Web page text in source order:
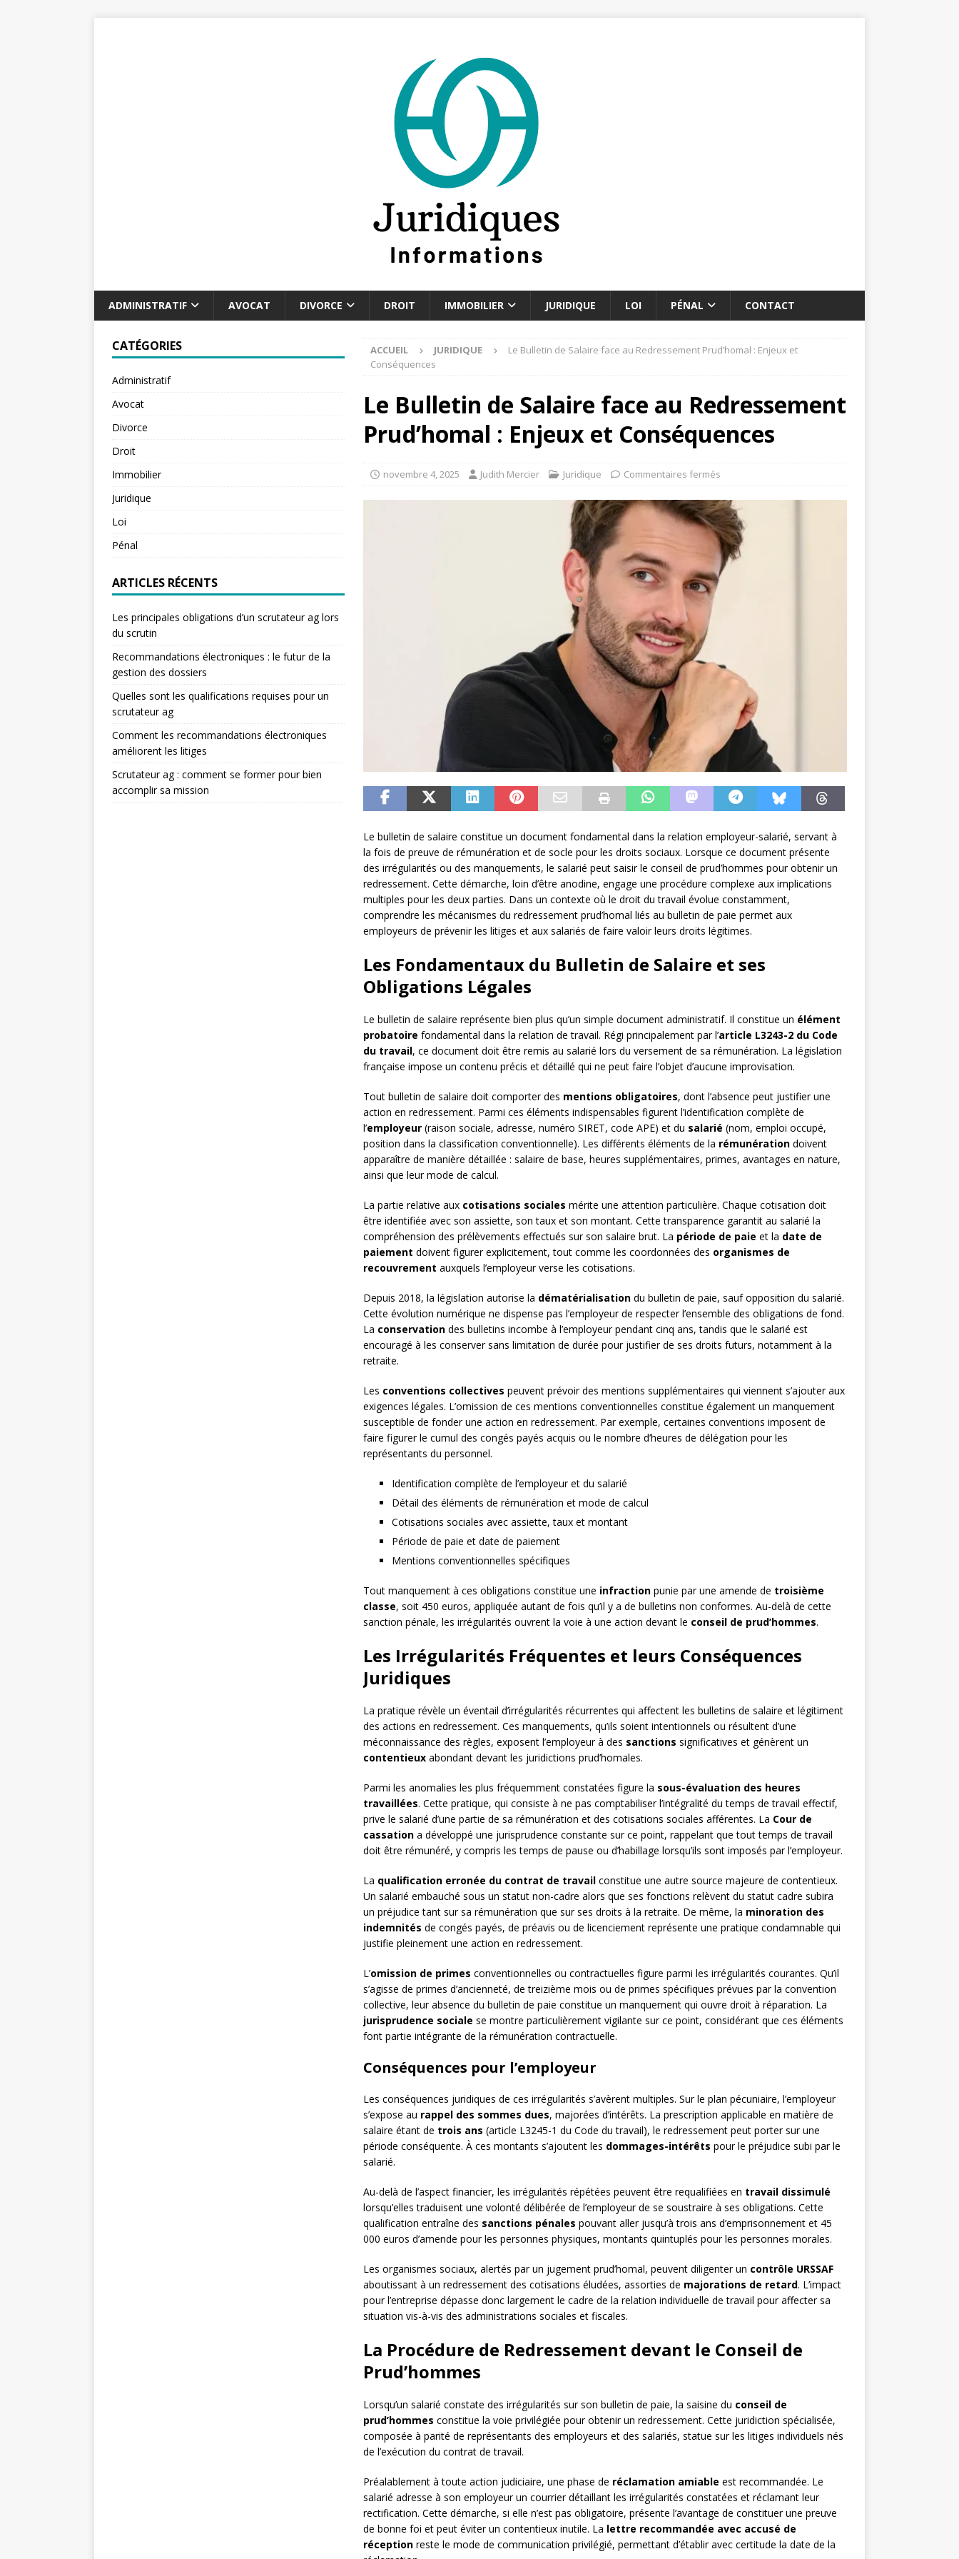
ADMINISTRATIF AVOCAT DIVORCE DROIT IMMOBILIER JURIDIQUE LOI PÉNAL CONTACT
ACCUEIL JURIDIQUE
Le Bulletin de Salaire face au Redressement Prud’homal : Enjeux et
Conséquences
Le Bulletin de Salaire face au Redressement
Prud’homal : Enjeux et Conséquences
novembre 4, 2025 Judith Mercier Juridique Commentaires fermés
Le bulletin de salaire constitue un document fondamental dans la relation employeur-salarié, servant à
la fois de preuve de rémunération et de socle pour les droits sociaux. Lorsque ce document présente
des irrégularités ou des manquements, le salarié peut saisir le conseil de prud’hommes pour obtenir un
redressement. Cette démarche, loin d’être anodine, engage une procédure complexe aux implications
multiples pour les deux parties. Dans un contexte où le droit du travail évolue constamment,
comprendre les mécanismes du redressement prud’homal liés au bulletin de paie permet aux
employeurs de prévenir les litiges et aux salariés de faire valoir leurs droits légitimes.
Les Fondamentaux du Bulletin de Salaire et ses
Obligations Légales
Le bulletin de salaire représente bien plus qu’un simple document administratif. Il constitue un élément
probatoire fondamental dans la relation de travail. Régi principalement par l’article L3243-2 du Code
du travail, ce document doit être remis au salarié lors du versement de sa rémunération. La législation
française impose un contenu précis et détaillé qui ne peut faire l’objet d’aucune improvisation.
Tout bulletin de salaire doit comporter des mentions obligatoires, dont l’absence peut justifier une
action en redressement. Parmi ces éléments indispensables figurent l’identification complète de
l’employeur(raison sociale, adresse, numéro SIRET, code APE) et du salarié (nom, emploi occupé,
position dans la classification conventionnelle). Les différents éléments de la rémunérationdoivent
apparaître de manière détaillée : salaire de base, heures supplémentaires, primes, avantages en nature,
ainsi que leur mode de calcul.
La partie relative aux cotisations sociales mérite une attention particulière. Chaque cotisation doit
être identifiée avec son assiette, son taux et son montant. Cette transparence garantit au salarié la
compréhension des prélèvements effectués sur son salaire brut. La période de paie et la date de
paiement doivent figurer explicitement, tout comme les coordonnées des organismes de
recouvrement auxquels l’employeur verse les cotisations.
Depuis 2018, la législation autorise la dématérialisationdu bulletin de paie, sauf opposition du salarié.
Cette évolution numérique ne dispense pas l’employeur de respecter l’ensemble des obligations de fond.
La conservationdes bulletins incombe à l’employeur pendant cinq ans, tandis que le salarié est
encouragé à les conserver sans limitation de durée pour justifier de ses droits futurs, notamment à la
retraite.
Les conventions collectives peuvent prévoir des mentions supplémentaires qui viennent s’ajouter aux
exigences légales. L’omission de ces mentions conventionnelles constitue également un manquement
susceptible de fonder une action en redressement. Par exemple, certaines conventions imposent de
faire figurer le cumul des congés payés acquis ou le nombre d’heures de délégation pour les
représentants du personnel.
Identification complète de l’employeur et du salarié
Détail des éléments de rémunération et mode de calcul
Cotisations sociales avec assiette, taux et montant
Période de paie et date de paiement
Mentions conventionnelles spécifiques
Tout manquement à ces obligations constitue une infractionpunie par une amende de troisième
classe, soit 450 euros, appliquée autant de fois qu’il y a de bulletins non conformes. Au-delà de cette
sanction pénale, les irrégularités ouvrent la voie à une action devant le conseil de prud’hommes.
Les Irrégularités Fréquentes et leurs Conséquences
Juridiques
La pratique révèle un éventail d’irrégularités récurrentes qui affectent les bulletins de salaire et légitiment
des actions en redressement. Ces manquements, qu’ils soient intentionnels ou résultent d’une
méconnaissance des règles, exposent l’employeur à des sanctions significatives et génèrent un
contentieuxabondant devant les juridictions prud’homales.
Parmi les anomalies les plus fréquemment constatées figure la sous-évaluation des heures
travaillées. Cette pratique, qui consiste à ne pas comptabiliser l’intégralité du temps de travail effectif,
prive le salarié d’une partie de sa rémunération et des cotisations sociales afférentes. La Cour de
cassationa développé une jurisprudence constante sur ce point, rappelant que tout temps de travail
doit être rémunéré, y compris les temps de pause ou d’habillage lorsqu’ils sont imposés par l’employeur.
La qualification erronée du contrat de travailconstitue une autre source majeure de contentieux.
Un salarié embauché sous un statut non-cadre alors que ses fonctions relèvent du statut cadre subira
un préjudice tant sur sa rémunération que sur ses droits à la retraite. De même, la minoration des
indemnités de congés payés, de préavis ou de licenciement représente une pratique condamnable qui
justifie pleinement une action en redressement.
L’omission de primes conventionnelles ou contractuelles figure parmi les irrégularités courantes. Qu’il
s’agisse de primes d’ancienneté, de treizième mois ou de primes spécifiques prévues par la convention
collective, leur absence du bulletin de paie constitue un manquement qui ouvre droit à réparation. La
jurisprudence sociale se montre particulièrement vigilante sur ce point, considérant que ces éléments
font partie intégrante de la rémunération contractuelle.
Conséquences pour l’employeur
Les conséquences juridiques de ces irrégularités s’avèrent multiples. Sur le plan pécuniaire, l’employeur
s’expose au rappel des sommes dues, majorées d’intérêts. La prescription applicable en matière de
salaire étant de trois ans (article L3245-1 du Code du travail), le redressement peut porter sur une
période conséquente. À ces montants s’ajoutent les dommages-intérêts pour le préjudice subi par le
salarié.
Au-delà de l’aspect financier, les irrégularités répétées peuvent être requalifiées en travail dissimulé
lorsqu’elles traduisent une volonté délibérée de l’employeur de se soustraire à ses obligations. Cette
qualification entraîne des sanctions pénales pouvant aller jusqu’à trois ans d’emprisonnement et 45
000 euros d’amende pour les personnes physiques, montants quintuplés pour les personnes morales.
Les organismes sociaux, alertés par un jugement prud’homal, peuvent diligenter un contrôle URSSAF
aboutissant à un redressement des cotisations éludées, assorties de majorations de retard. L’impact
pour l’entreprise dépasse donc largement le cadre de la relation individuelle de travail pour affecter sa
situation vis-à-vis des administrations sociales et fiscales.
La Procédure de Redressement devant le Conseil de
Prud’hommes
Lorsqu’un salarié constate des irrégularités sur son bulletin de paie, la saisine du conseil de
prud’hommes constitue la voie privilégiée pour obtenir un redressement. Cette juridiction spécialisée,
composée à parité de représentants des employeurs et des salariés, statue sur les litiges individuels nés
de l’exécution du contrat de travail.
Préalablement à toute action judiciaire, une phase de réclamation amiable est recommandée. Le
salarié adresse à son employeur un courrier détaillant les irrégularités constatées et réclamant leur
rectification. Cette démarche, si elle n’est pas obligatoire, présente l’avantage de constituer une preuve
de bonne foi et peut éviter un contentieux inutile. La lettre recommandée avec accusé de
réceptionreste le mode de communication privilégié, permettant d’établir avec certitude la date de la
CATÉGORIES
Administratif
Avocat
Divorce
Droit
Immobilier
Juridique
Loi
Pénal
ARTICLES RÉCENTS
Les principales obligations d’un scrutateur ag lors
du scrutin
Recommandations électroniques : le futur de la
gestion des dossiers
Quelles sont les qualifications requises pour un
scrutateur ag
Comment les recommandations électroniques
améliorent les litiges
Scrutateur ag : comment se former pour bien
accomplir sa mission